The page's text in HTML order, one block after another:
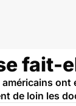
fait-
de loin les